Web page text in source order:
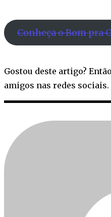
Conheça o Bom pra
Gostou deste artigo?
amigos nas redes sociais.